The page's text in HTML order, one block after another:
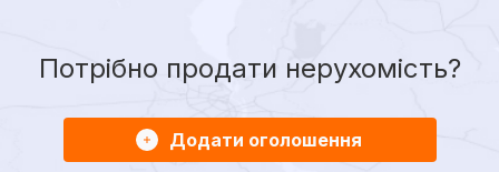
Потрібно продати нерухомість?
Додати оголошення